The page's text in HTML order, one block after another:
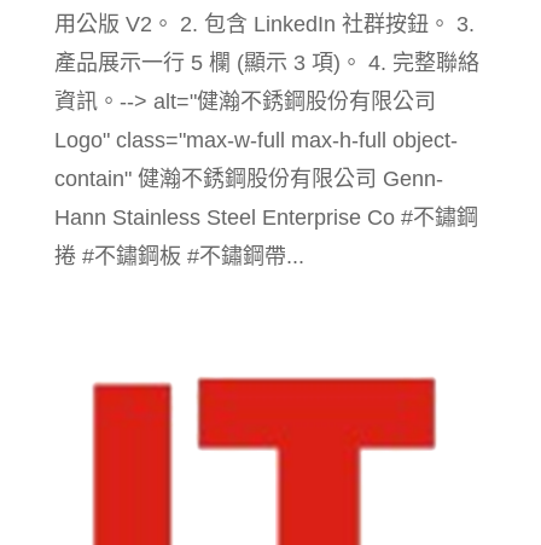
用公版 V2。 2. 包含 LinkedIn 社群按鈕。 3.
產品展示一行 5 欄 (顯示 3 項)。 4. 完整聯絡
資訊。--> alt="健瀚不銹鋼股份有限公司
Logo" class="max-w-full max-h-full object-
contain" 健瀚不銹鋼股份有限公司 Genn-
Hann Stainless Steel Enterprise Co #不鏽鋼
捲 #不鏽鋼板 #不鏽鋼帶...